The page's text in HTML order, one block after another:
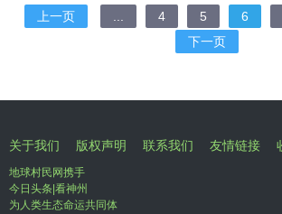
上一页 4 5 6
下一页
关于我们 版权声明 联系我们 友情链接
地球村民网携手
今日头条|看神州
为人类生态命运共同体